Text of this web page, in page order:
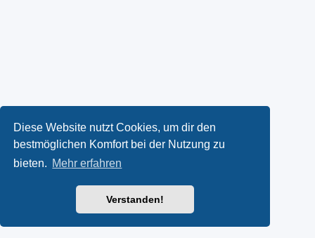
Diese Website nutzt Cookies, um dir den
bestmöglichen Komfort bei der Nutzung zu
bieten. Mehr erfahren
Verstanden!